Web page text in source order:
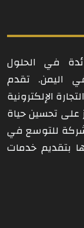
في الحلول
في اليمن. تقدم
الإلكترونية
على تحسين حياة
للتوسع في
بتقديم خدمات